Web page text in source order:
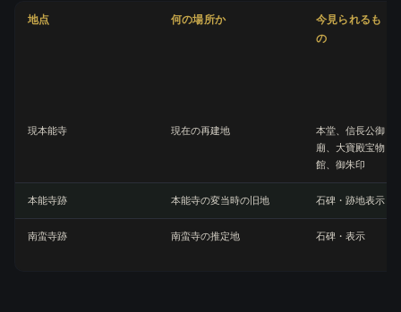
地点 何の場所か
今見られるも
の
現本能寺 現在の再建地
本堂、信長公御
廟、大寶殿宝物
館、御朱印
本能寺跡 本能寺の変当時の旧地 石碑・跡地表示
南蛮寺跡 南蛮寺の推定地 石碑・表示